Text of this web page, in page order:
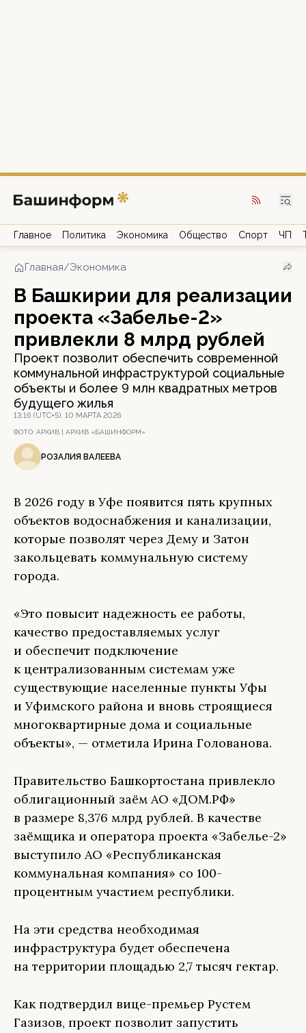
Главное Политика Экономика Общество Спорт ЧП
Главная/Экономика
В Башкирии для реализации
проекта «Забелье-2»
привлекли 8 млрд рублей
Проект позволит обеспечить современной
коммунальной инфраструктурой социальные
объекты и более 9 млн квадратных метров
будущего жилья
13:16 (UTC+5), 10 МАРТА 2026
ФОТО: АРХИВ | АРХИВ «БАШИНФОРМ»
РОЗАЛИЯ ВАЛЕЕВА
В 2026 году в Уфе появится пять крупных
объектов водоснабжения и канализации,
которые позволят через Дему и Затон
закольцевать коммунальную систему
города.
«Это повысит надежность ее работы,
качество предоставляемых услуг
и обеспечит подключение
к централизованным системам уже
существующие населенные пункты Уфы
и Уфимского района и вновь строящиеся
многоквартирные дома и социальные
объекты», — отметила Ирина Голованова.
Правительство Башкортостана привлекло
облигационный заём АО «ДОМ.РФ»
в размере 8,376 млрд рублей. В качестве
заёмщика и оператора проекта «Забелье-2»
выступило АО «Республиканская
коммунальная компания» со 100-
процентным участием республики.
На эти средства необходимая
инфраструктура будет обеспечена
на территории площадью 2,7 тысяч гектар.
Как подтвердил вице-премьер Рустем
Газизов, проект позволит запустить